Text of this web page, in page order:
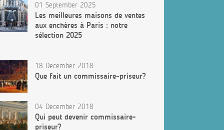
01 September 2025
Les meilleures maisons de ventes
aux enchères à Paris : notre
sélection 2025
18 December 2018
Que fait un commissaire-priseur?
04 December 2018
Qui peut devenir commissaire-
priseur?